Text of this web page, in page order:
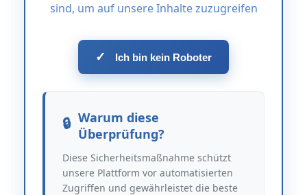
sind, um auf unsere Inhalte zuzugreifen
✓ Ich bin kein Roboter
Warum diese
Überprüfung?
Diese Sicherheitsmaßnahme schützt
unsere Plattform vor automatisierten
Zugriffen und gewährleistet die beste